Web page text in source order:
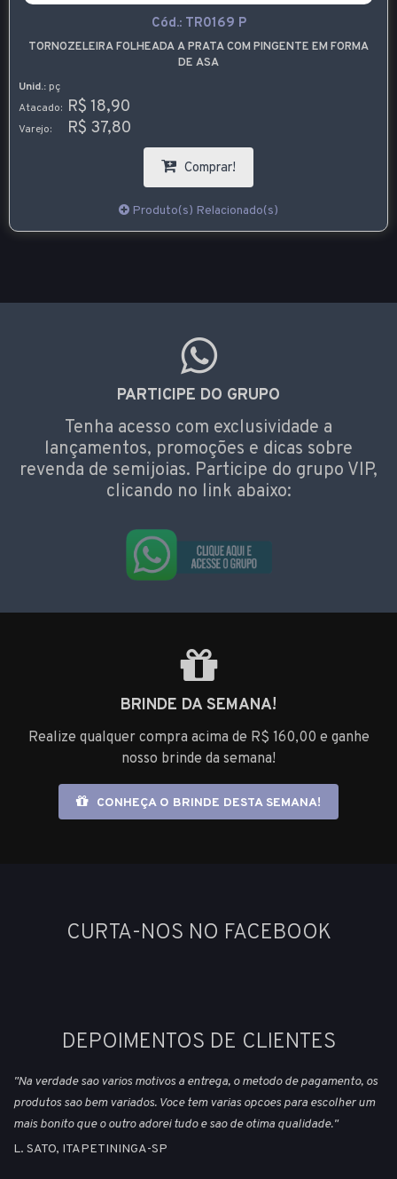
Cód.: TR0169 P
TORNOZELEIRA FOLHEADA A PRATA COM PINGENTE EM FORMA
DE ASA
Unid.: pç
Atacado: R$ 18,90
Varejo: R$ 37,80
Comprar!
Produto(s) Relacionado(s)
PARTICIPE DO GRUPO
Tenha acesso com exclusividade a
lançamentos, promoções e dicas sobre
revenda de semijoias. Participe do grupo VIP,
clicando no link abaixo:
BRINDE DA SEMANA!
Realize qualquer compra acima de R$ 160,00 e ganhe
nosso brinde da semana!
CONHEÇA O BRINDE DESTA SEMANA!
CURTA-NOS NO FACEBOOK
DEPOIMENTOS DE CLIENTES
"Na verdade sao varios motivos a entrega, o metodo de pagamento, os
produtos sao bem variados. Voce tem varias opcoes para escolher um
mais bonito que o outro adorei tudo e sao de otima qualidade."
L. SATO, ITAPETININGA-SP